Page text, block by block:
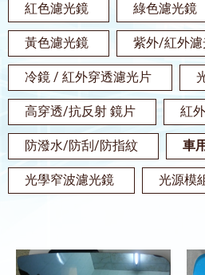
紅色濾光鏡 綠色濾光鏡
黃色濾光鏡 紫外/紅外濾
冷鏡 / 紅外穿透濾光片
高穿透/抗反射 鏡片 紅
防潑水/防刮/防指紋 車
光學窄波濾光鏡 光源模